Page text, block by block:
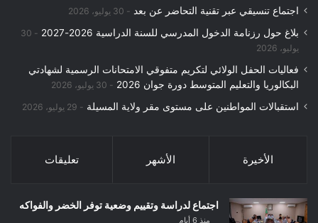
اجتماع تنسيقي عبر تقنية التحاضر عن بعد 30 يوليو، 2026
بلاغ حول رزنامة الدخول المدرسي للسنة الدراسية 2026-2027
30
يوليو، 2026
فعاليات الحفل الولائي لتكريم متفوقي الامتحانات الرسمية لشهادتي
البكالوريا والتعليم المتوسط دورة جوان 2026
30 يوليو، 2026
استقبالات المواطنين على مستوى مقر ولاية المسيلة 29 يوليو، 2026
الأخيرة الأشهر تعليقات
اجتماع لدراسة وتقييم وضعية توفر الخضر والفواكه
منذ 6 أيام